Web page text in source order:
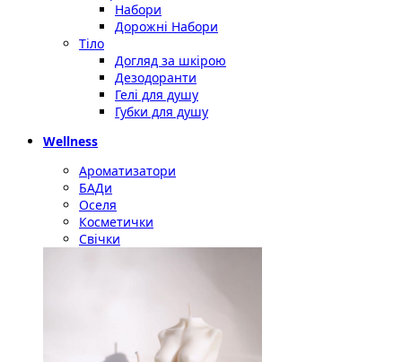
Набори
Дорожні Набори
Тіло
Догляд за шкірою
Дезодоранти
Гелі для душу
Губки для душу
Wellness
Ароматизатори
БАДи
Оселя
Косметички
Свічки